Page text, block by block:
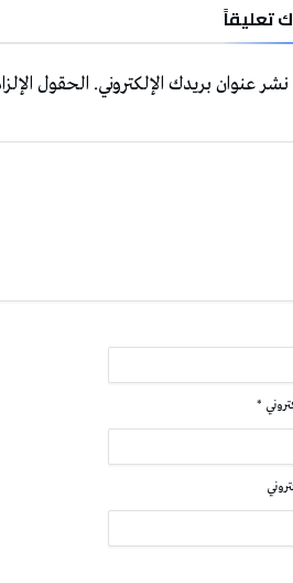
تعليقاً
عنوان بريدك الإلكتروني. الحقول
*